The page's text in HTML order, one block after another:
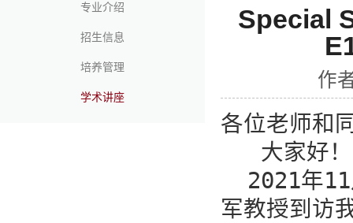
专业介绍
招生信息
培养管理
学术讲座
Special
作
各位老师和
大家好！
2021年11
军教授到访